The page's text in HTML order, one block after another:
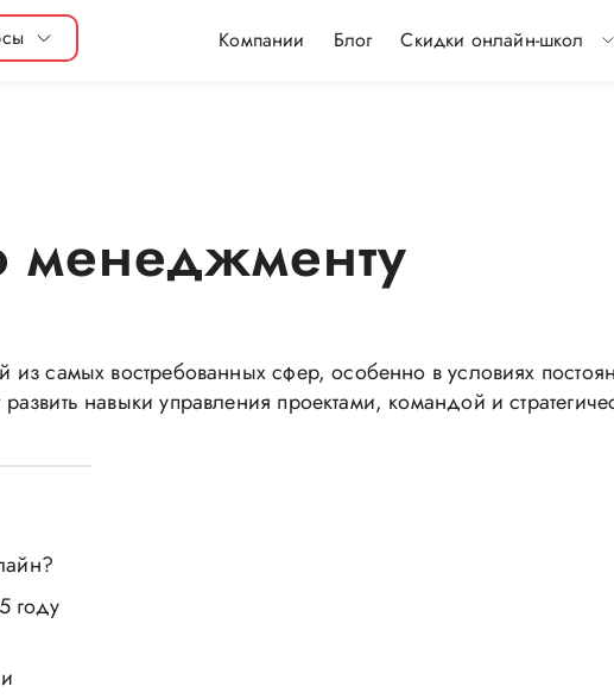
Компании Блог Скидки онлайн-школ
из самых востребованных сфер, особенно в условиях
навыки управления проектами, командой и
году